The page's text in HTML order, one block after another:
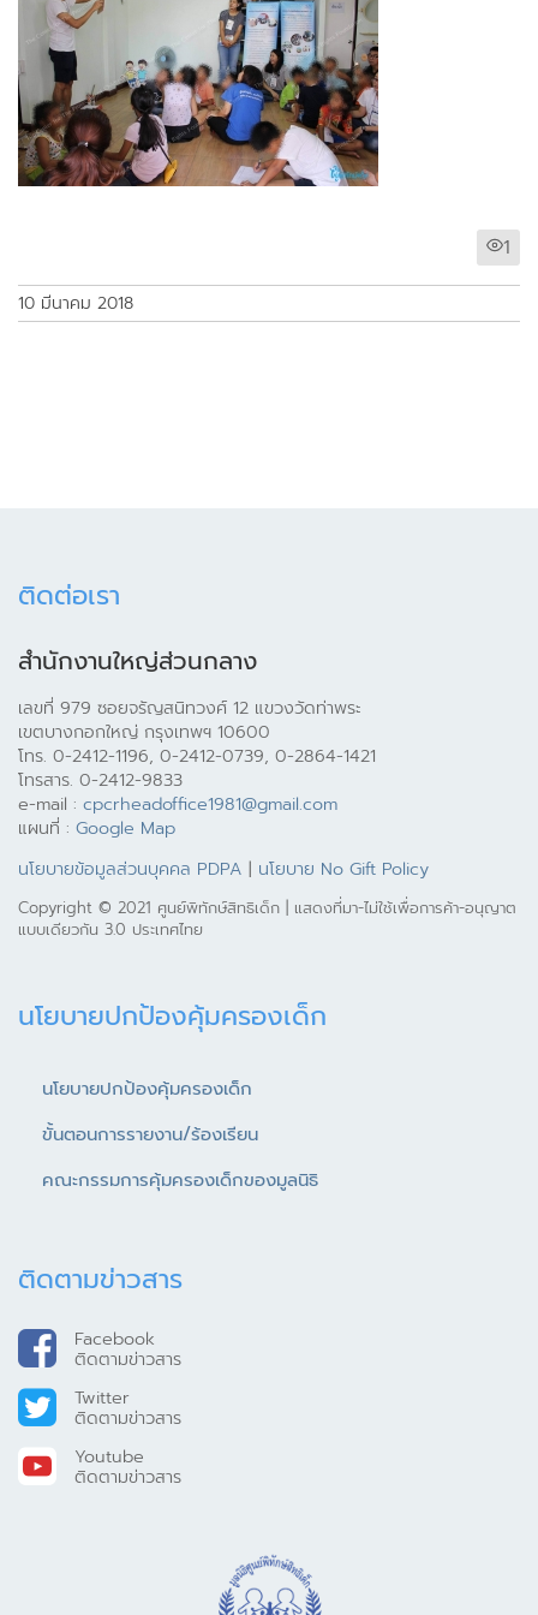
1
10 มีนาคม 2018
ติดต่อเรา
สำนักงานใหญ่ส่วนกลาง
เลขที่ 979 ซอยจรัญสนิทวงศ์ 12 แขวงวัดท่าพระ
เขตบางกอกใหญ่ กรุงเทพฯ 10600
โทร. 0-2412-1196, 0-2412-0739, 0-2864-1421
โทรสาร. 0-2412-9833
e-mail : cpcrheadoffice1981@gmail.com
แผนที่ : Google Map
นโยบายข้อมูลส่วนบุคคล PDPA | นโยบาย No Gift Policy
Copyright © 2021 ศูนย์พิทักษ์สิทธิเด็ก | แสดงที่มา-ไม่ใช้เพื่อการค้า-อนุญาต
แบบเดียวกัน 3.0 ประเทศไทย
นโยบายปกป้องคุ้มครองเด็ก
นโยบายปกป้องคุ้มครองเด็ก
ขั้นตอนการรายงาน/ร้องเรียน
คณะกรรมการคุ้มครองเด็กของมูลนิธิ
ติดตามข่าวสาร
Facebook
ติดตามข่าวสาร
Twitter
ติดตามข่าวสาร
Youtube
ติดตามข่าวสาร